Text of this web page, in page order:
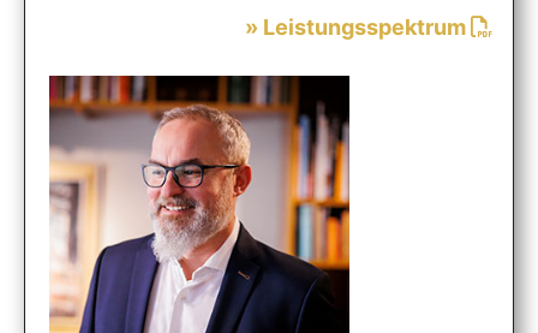
» Leistungsspektrum